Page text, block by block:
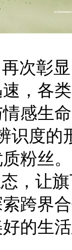
次彰
，各
感生
识度
粉丝
，让
跨界
的生